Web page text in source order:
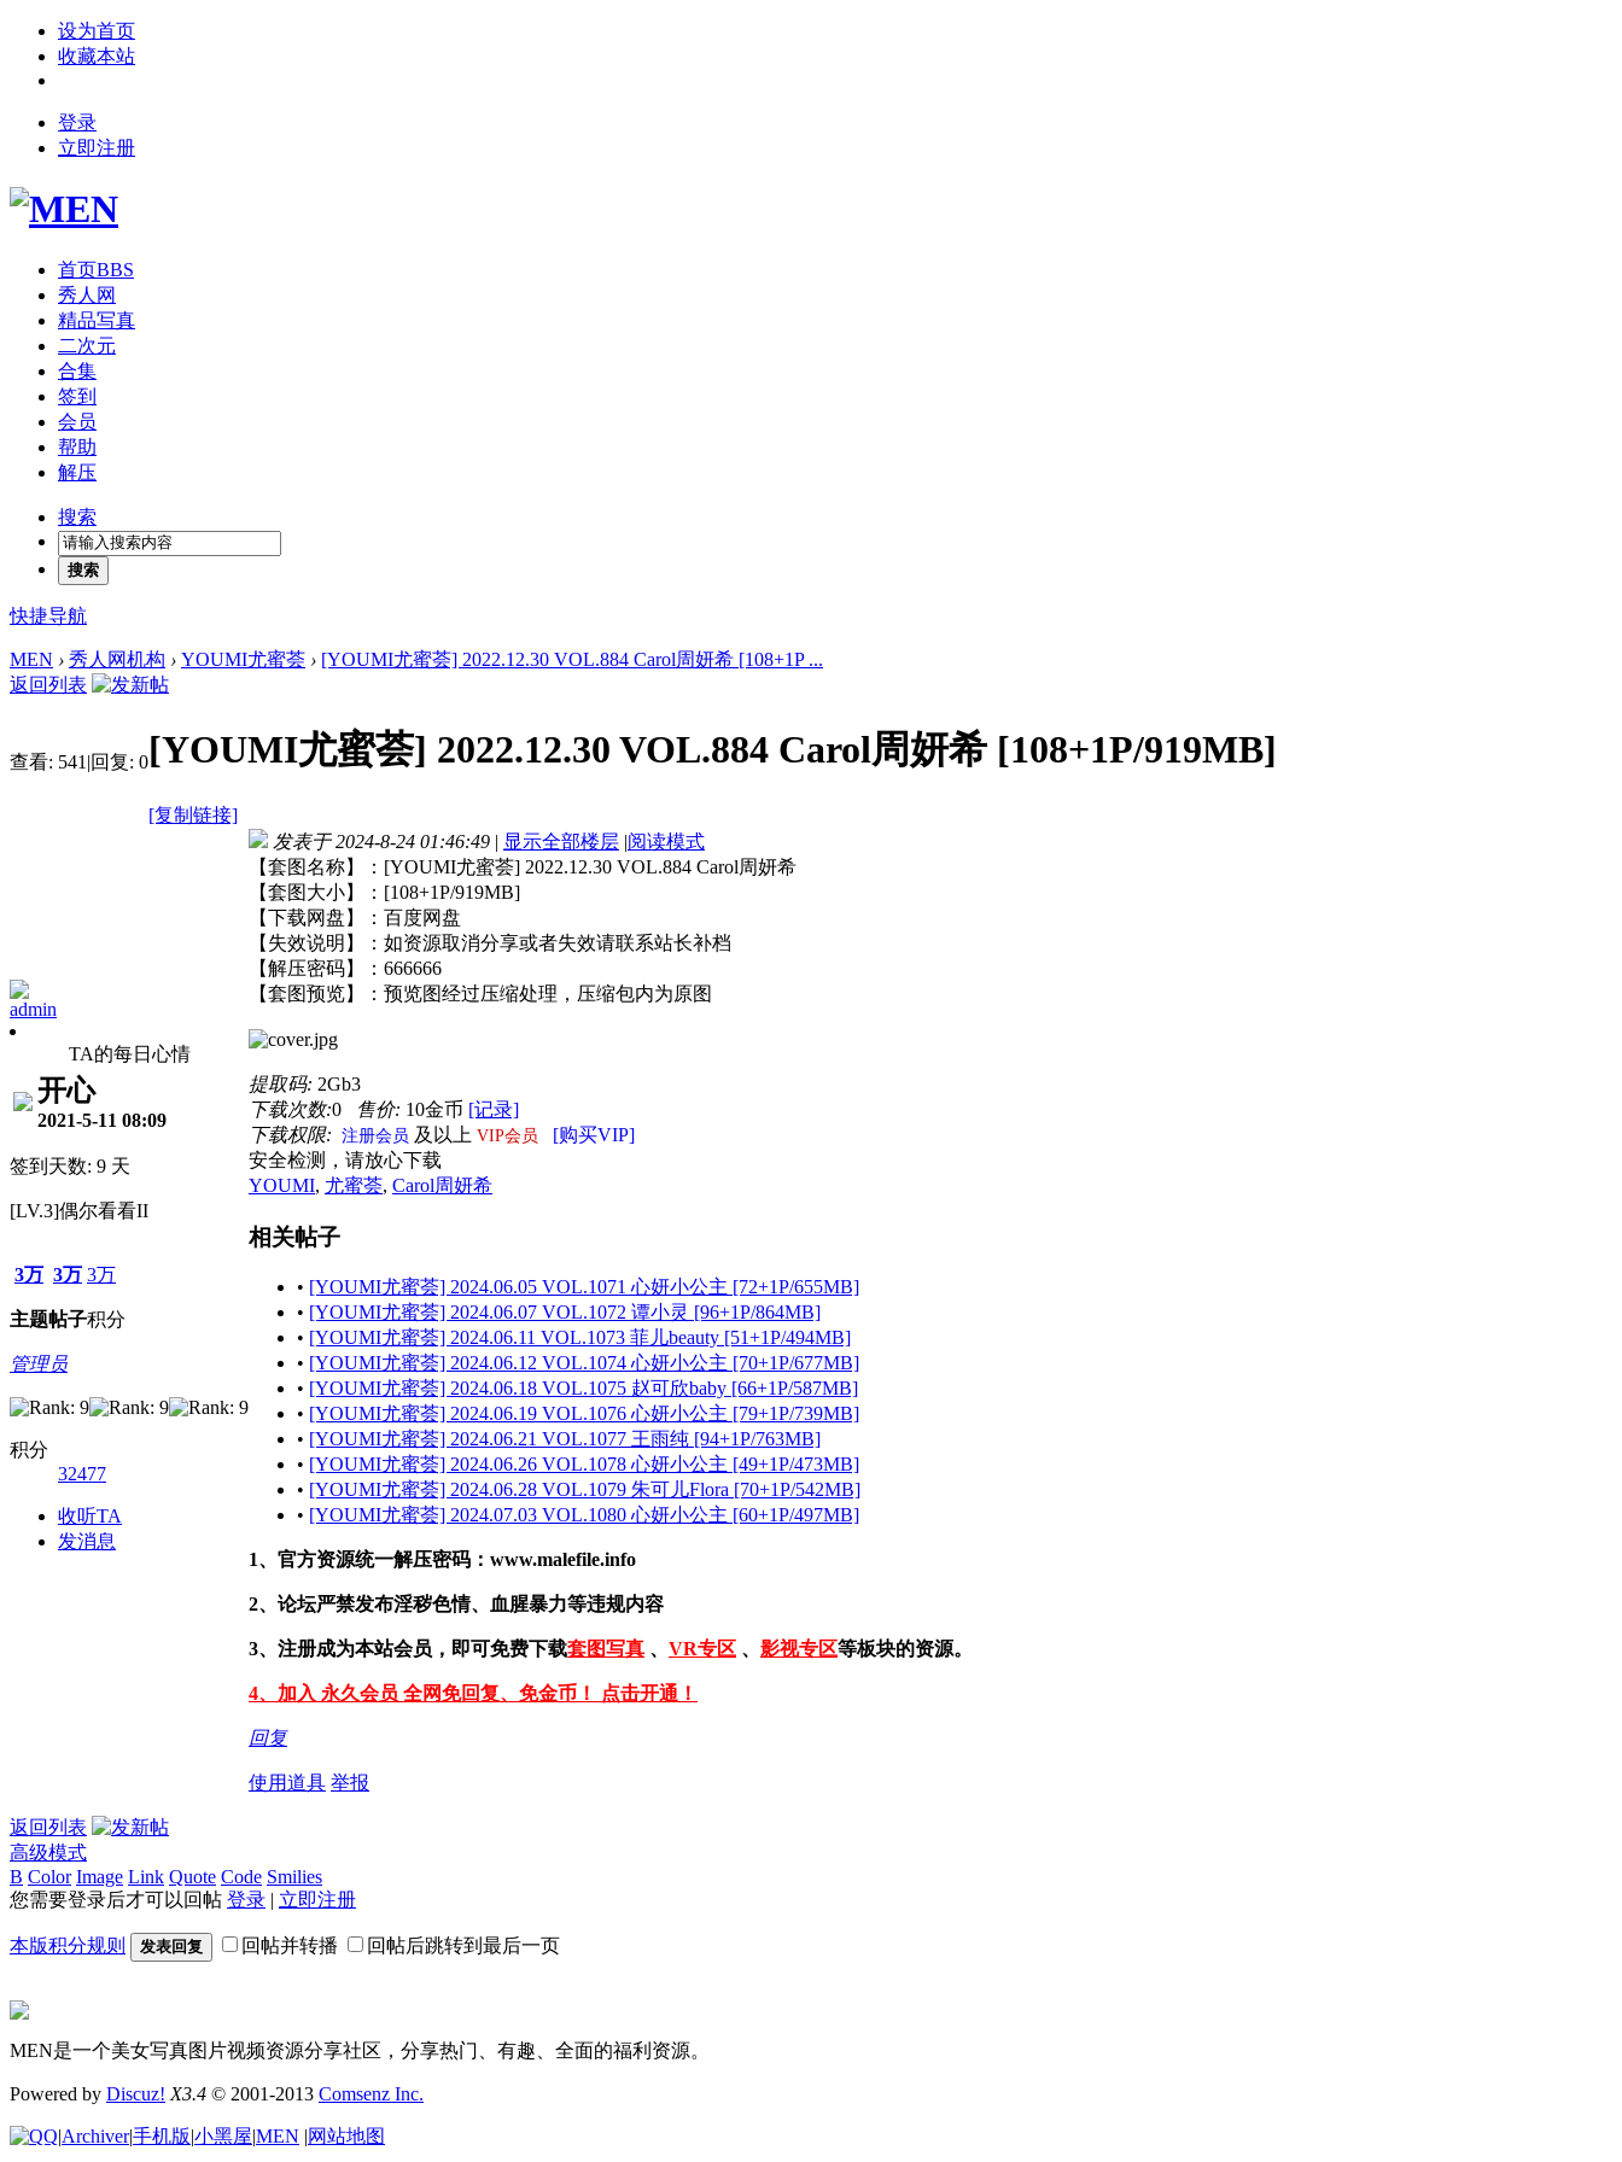
设为首页
收藏本站
登录
立即注册
首页BBS
秀人网
精品写真
二次元
合集
签到
会员
帮助
解压
搜索
搜索
快捷导航
MEN › 秀人网机构 › YOUMI尤蜜荟 › [YOUMI尤蜜荟] 2022.12.30 VOL.884 Carol周妍希 [108+1P ...
返回列表
查看: 541 |回复: 0[YOUMI尤蜜荟] 2022.12.30 VOL.884 Carol周妍希 [108+1P/919MB]
[复制链接]
admin
TA的每日心情
开心
2021-5-11 08:09
签到天数: 9 天
[LV.3]偶尔看看II
3万
主题
3万
帖子
3万
积分
管理员
积分
32477
收听TA
发消息
发表于 2024-8-24 01:46:49 | 显示全部楼层 |阅读模式
【套图名称】：[YOUMI尤蜜荟] 2022.12.30 VOL.884 Carol周妍希
【套图大小】：[108+1P/919MB]
【下载网盘】：百度网盘
【失效说明】：如资源取消分享或者失效请联系站长补档
【解压密码】：666666
【套图预览】：预览图经过压缩处理，压缩包内为原图
提取码: 2Gb3
下载次数:0 售价: 10金币 [记录]
下载权限: 注册会员 及以上 VIP会员
[购买VIP]
安全检测，请放心下载
YOUMI, 尤蜜荟, Carol周妍希
相关帖子
• [YOUMI尤蜜荟] 2024.06.05 VOL.1071 心妍小公主 [72+1P/655MB]
• [YOUMI尤蜜荟] 2024.06.07 VOL.1072 谭小灵 [96+1P/864MB]
• [YOUMI尤蜜荟] 2024.06.11 VOL.1073 菲儿beauty [51+1P/494MB]
• [YOUMI尤蜜荟] 2024.06.12 VOL.1074 心妍小公主 [70+1P/677MB]
• [YOUMI尤蜜荟] 2024.06.18 VOL.1075 赵可欣baby [66+1P/587MB]
• [YOUMI尤蜜荟] 2024.06.19 VOL.1076 心妍小公主 [79+1P/739MB]
• [YOUMI尤蜜荟] 2024.06.21 VOL.1077 王雨纯 [94+1P/763MB]
• [YOUMI尤蜜荟] 2024.06.26 VOL.1078 心妍小公主 [49+1P/473MB]
• [YOUMI尤蜜荟] 2024.06.28 VOL.1079 朱可儿Flora [70+1P/542MB]
• [YOUMI尤蜜荟] 2024.07.03 VOL.1080 心妍小公主 [60+1P/497MB]
1、官方资源统一解压密码：www.malefile.info
2、论坛严禁发布淫秽色情、血腥暴力等违规内容
3、注册成为本站会员，即可免费下载套图写真 、 VR专区 、 影视专区等板块的资源。
4、加入 永久会员 全网免回复、免金币！ 点击开通！
回复
使用道具 举报
返回列表
高级模式
B Color Image Link Quote Code Smilies
您需要登录后才可以回帖 登录 | 立即注册
本版积分规则 发表回复 回帖并转播 回帖后跳转到最后一页
MEN是一个美女写真图片视频资源分享社区，分享热门、有趣、全面的福利资源。
Powered by Discuz! X3.4 © 2001-2013 Comsenz Inc.
|Archiver|手机版|小黑屋|MEN |网站地图